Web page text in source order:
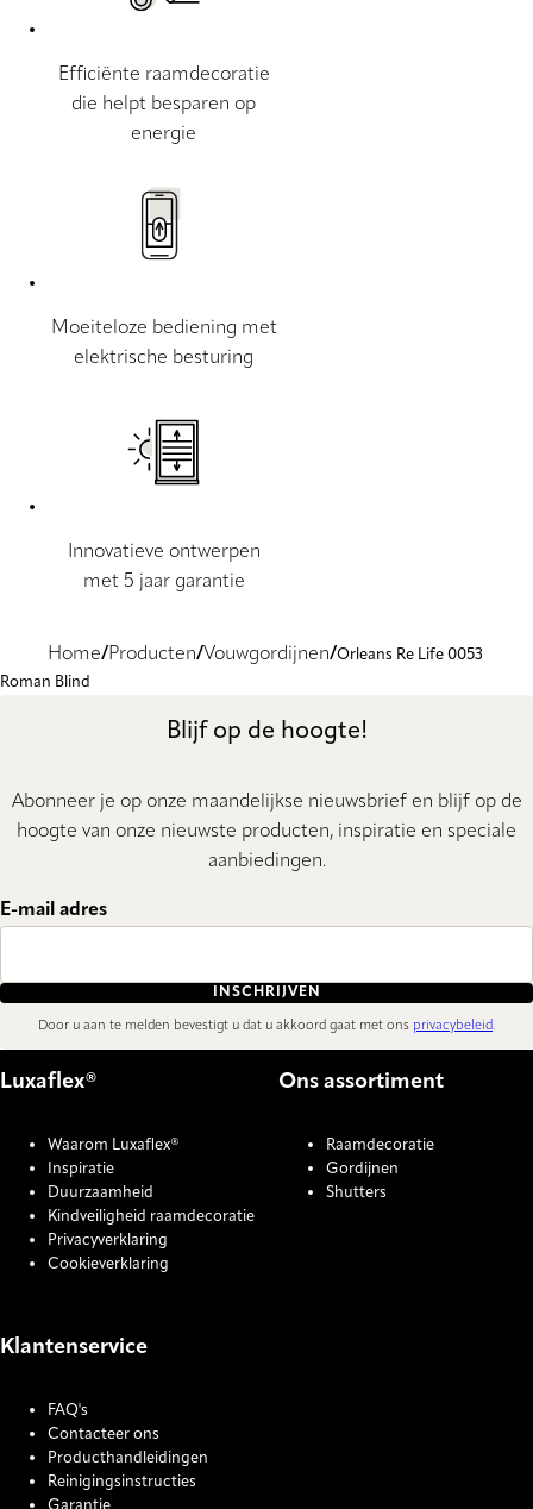
Efficiënte raamdecoratie
die helpt besparen op
energie
Moeiteloze bediening met
elektrische besturing
Innovatieve ontwerpen
met 5 jaar garantie
Home Producten Vouwgordijnen Orleans Re Life 0053
Roman Blind
Blijf op de hoogte!
Abonneer je op onze maandelijkse nieuwsbrief en blijf op de
hoogte van onze nieuwste producten, inspiratie en speciale
aanbiedingen.
E-mail adres
INSCHRIJVEN
Door u aan te melden bevestigt u dat u akkoord gaat met ons privacybeleid.
Luxaflex®
Waarom Luxaflex®
Inspiratie
Duurzaamheid
Kindveiligheid raamdecoratie
Privacyverklaring
Cookieverklaring
Ons assortiment
Raamdecoratie
Gordijnen
Shutters
Klantenservice
FAQ's
Contacteer ons
Producthandleidingen
Reinigingsinstructies